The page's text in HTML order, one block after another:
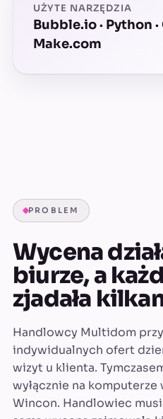
UŻYTE NARZĘDZIA
Bubble.io · Python
Make.com
PROBLEM
Wycena
biurze, a
zjadała
Handlowcy Multidom
indywidualnych ofert
wizyt u klienta.
wyłącznie na
Wincon. Handlowiec